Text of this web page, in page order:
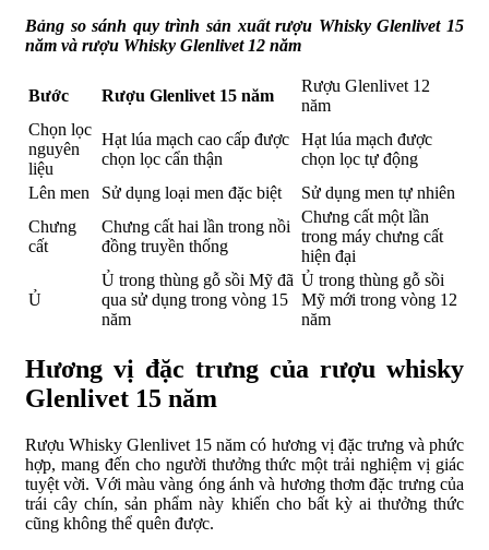
Bảng so sánh quy trình sản xuất rượu Whisky Glenlivet 15
năm và rượu Whisky Glenlivet 12 năm
Bước Rượu Glenlivet 15 năm
Rượu Glenlivet 12
năm
Chọn lọc
nguyên
liệu
Hạt lúa mạch cao cấp được
chọn lọc cẩn thận
Hạt lúa mạch được
chọn lọc tự động
Lên men
Sử dụng loại men đặc biệt
Sử dụng men tự nhiên
Chưng
cất
Chưng cất hai lần trong nồi
đồng truyền thống
Chưng cất một lần
trong máy chưng cất
hiện đại
Ủ
Ủ trong thùng gỗ sồi Mỹ đã
qua sử dụng trong vòng 15
năm
Ủ trong thùng gỗ sồi
Mỹ mới trong vòng 12
năm
Hương vị đặc trưng của rượu whisky
Glenlivet 15 năm
Rượu Whisky Glenlivet 15 năm có hương vị đặc trưng và phức
hợp, mang đến cho người thưởng thức một trải nghiệm vị giác
tuyệt vời. Với màu vàng óng ánh và hương thơm đặc trưng của
trái cây chín, sản phẩm này khiến cho bất kỳ ai thưởng thức
cũng không thể quên được.